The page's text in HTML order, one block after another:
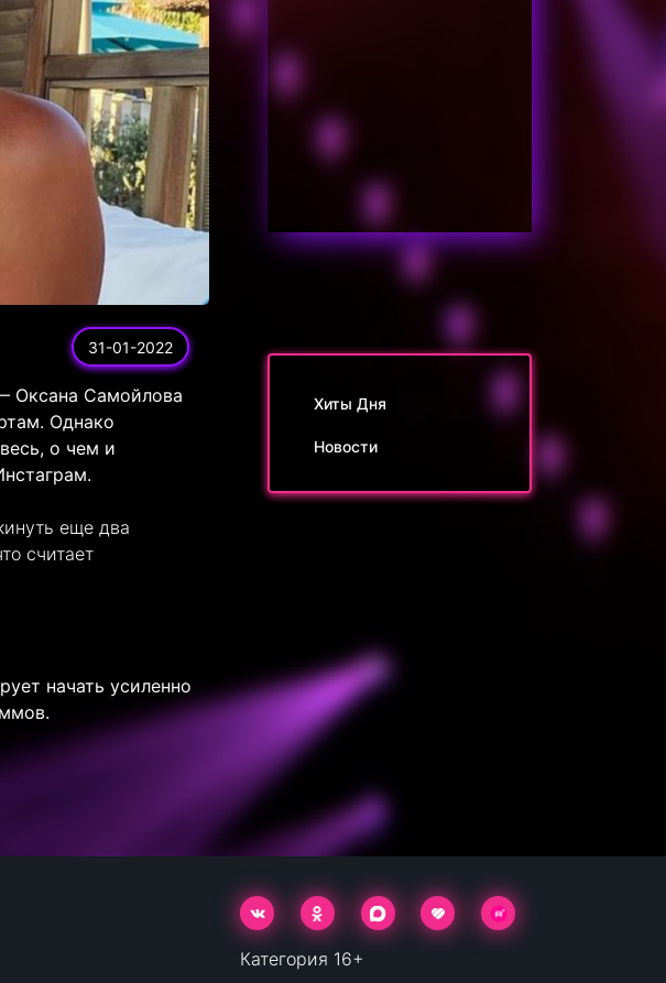
31-01-2022
Оксана Самойлова
Однако
о чем и
еще два
считает
начать усиленно
Хиты Дня
Новости
Категория 16+